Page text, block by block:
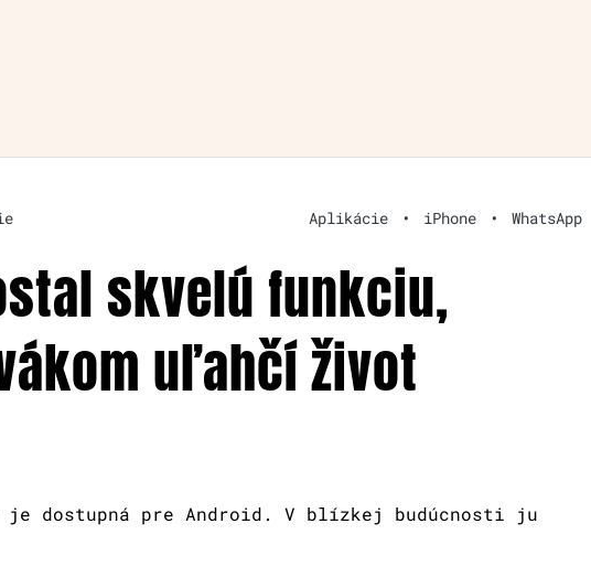
Aplikácie • iPhone • WhatsApp
skvelú funkciu,
uľahčí život
je dostupná pre Android. V blízkej budúcnosti ju